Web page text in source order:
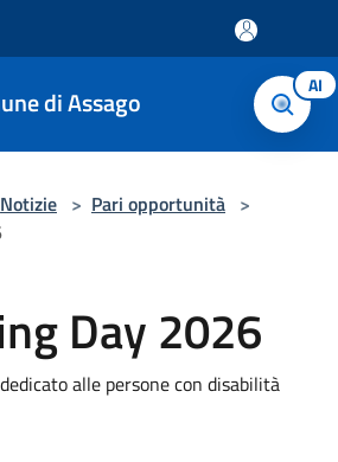
di Assago AI
Notizie > Pari opportunità >
Day 2026
alle persone con disabilità